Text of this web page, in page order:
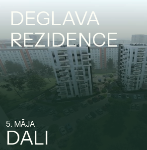
DEGLAVA
REZIDENCE
5. MĀJA
DALI